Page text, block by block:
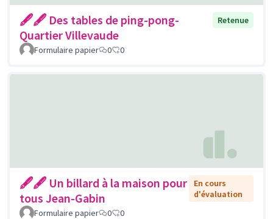
🖋🖋 Des tables de ping-pong-
Quartier Villevaude
Retenue
Formulaire papier 0 0
🖋🖋 Un billard à la maison pour
tous Jean-Gabin
En cours
d'évaluation
Formulaire papier
0 0